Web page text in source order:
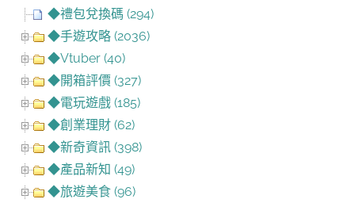
◆禮包兌換碼 (294)
◆手遊攻略 (2036)
◆Vtuber (40)
◆開箱評價 (327)
◆電玩遊戲 (185)
◆創業理財 (62)
◆新奇資訊 (398)
◆產品新知 (49)
◆旅遊美食 (96)